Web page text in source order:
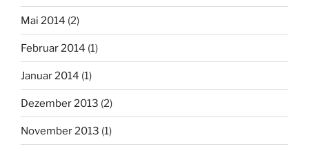
Mai 2014 (2)
Februar 2014 (1)
Januar 2014 (1)
Dezember 2013 (2)
November 2013 (1)